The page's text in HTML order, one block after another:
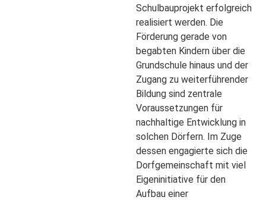
Schulbauprojekt erfolgreich
realisiert werden. Die
Förderung gerade von
begabten Kindern über die
Grundschule hinaus und der
Zugang zu weiterführender
Bildung sind zentrale
Voraussetzungen für
nachhaltige Entwicklung in
solchen Dörfern. Im Zuge
dessen engagierte sich die
Dorfgemeinschaft mit viel
Eigeninitiative für den
Aufbau einer